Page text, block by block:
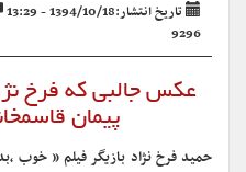
تاریخ انتشار:1394/10/18 - 13:29
9296
عکس جالبی که فرخ
پیمان
حمید فرخ نژاد بازیگر فیلم ” خوب